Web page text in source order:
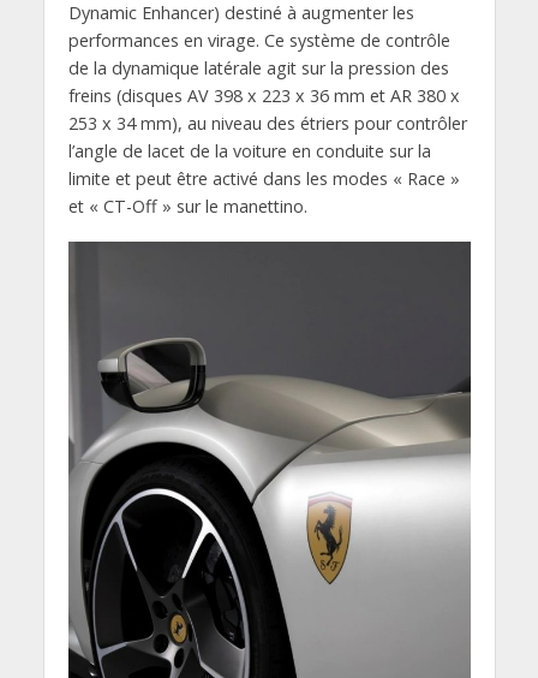
Dynamic Enhancer) destiné à augmenter les
performances en virage. Ce système de contrôle
de la dynamique latérale agit sur la pression des
freins (disques AV 398 x 223 x 36 mm et AR 380 x
253 x 34 mm), au niveau des étriers pour contrôler
l’angle de lacet de la voiture en conduite sur la
limite et peut être activé dans les modes « Race »
et « CT-Off » sur le manettino.